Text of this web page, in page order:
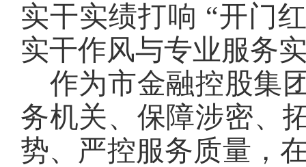
实干实绩打响 “开门
实干作风与专业服务
作为市金融控股集
务机关、保障涉密、
势、严控服务质量，